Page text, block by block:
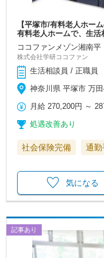
【平塚市/有料老人ホー
有料老人ホームで、生活
ココファンメゾン湘南平
株式会社学研ココファン
生活相談員 / 正職員
神奈川県 平塚市 万田
月給 270,200円 ～
処遇改善あり
社会保険完備 通勤
気になる
記事あり